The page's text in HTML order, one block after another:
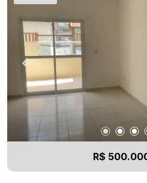
Mobiliado Portaria 24hs Condominio Excelente,
bem localizado, com salão
portaria 24horas! Está
fica a poucos metros de
vários serviços como
supermercados, academia,
bom deslocamento para
rodovias. 1499721-9484 Entre em contato agora
mesmo e agende sua visita!
R$